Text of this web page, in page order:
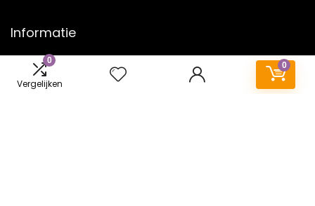
0
Vergelijken
0
Informatie
Contact
Klantenservice